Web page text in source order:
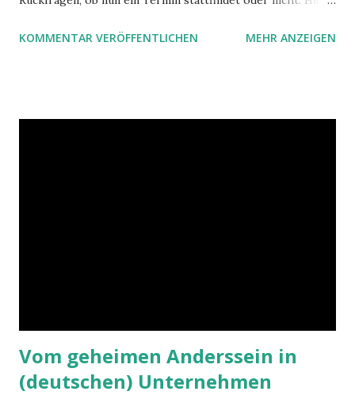
Hilfe von Outlook.
KOMMENTAR VERÖFFENTLICHEN MEHR ANZEIGEN
Vom geheimen Anderssein in
(deutschen) Unternehmen